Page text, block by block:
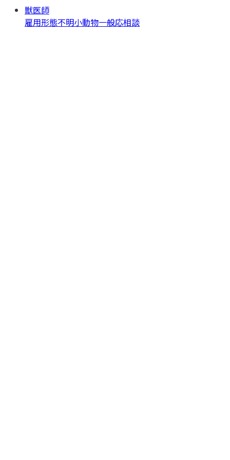
獣医師
雇用形態不明小動物一般応相談